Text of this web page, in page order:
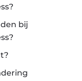
bij